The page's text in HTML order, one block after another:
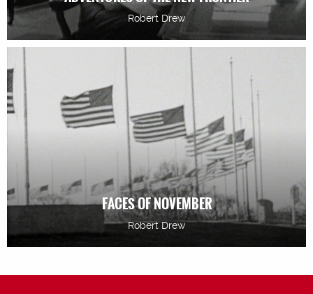
Robert Drew
FACES OF NOVEMBER
Robert Drew